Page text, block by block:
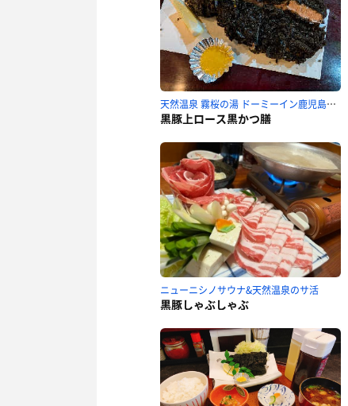
天然温泉 霧桜の湯 ドーミーイン鹿児島のサ活
黒豚上ロース黒かつ膳
ニューニシノサウナ&天然温泉のサ活
黒豚しゃぶしゃぶ